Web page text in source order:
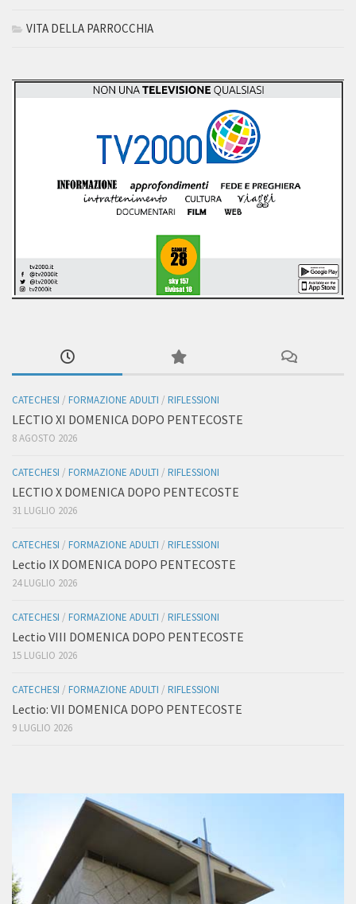
VITA DELLA PARROCCHIA
CATECHESI / FORMAZIONE ADULTI / RIFLESSIONI
LECTIO XI DOMENICA DOPO PENTECOSTE
8 AGOSTO 2026
CATECHESI / FORMAZIONE ADULTI / RIFLESSIONI
LECTIO X DOMENICA DOPO PENTECOSTE
31 LUGLIO 2026
CATECHESI / FORMAZIONE ADULTI / RIFLESSIONI
Lectio IX DOMENICA DOPO PENTECOSTE
24 LUGLIO 2026
CATECHESI / FORMAZIONE ADULTI / RIFLESSIONI
Lectio VIII DOMENICA DOPO PENTECOSTE
15 LUGLIO 2026
CATECHESI / FORMAZIONE ADULTI / RIFLESSIONI
Lectio: VII DOMENICA DOPO PENTECOSTE
9 LUGLIO 2026